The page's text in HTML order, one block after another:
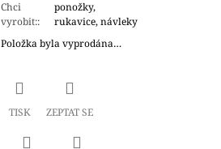
Chci
vyrobit::
ponožky,
rukavice, návleky
Položka byla vyprodána…
TISK ZEPTAT SE